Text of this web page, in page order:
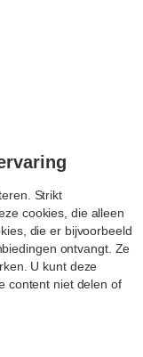
Strikt
cookies, die alleen
die er bijvoorbeeld
ontvangt. Ze
U kunt deze
content niet delen of